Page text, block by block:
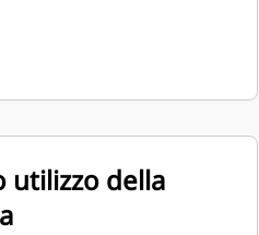
utilizzo della